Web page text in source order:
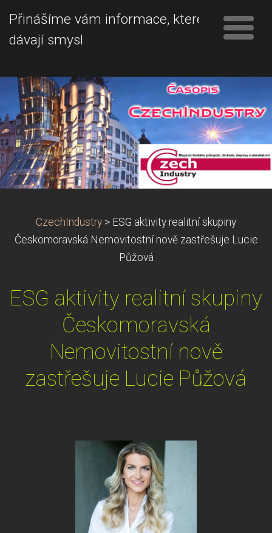
Přinášíme vám informace, které
dávají smysl
CzechIndustry > ESG aktivity realitní skupiny
Českomoravská Nemovitostní nově zastřešuje Lucie
Půžová
ESG aktivity realitní skupiny
Českomoravská
Nemovitostní nově
zastřešuje Lucie Půžová